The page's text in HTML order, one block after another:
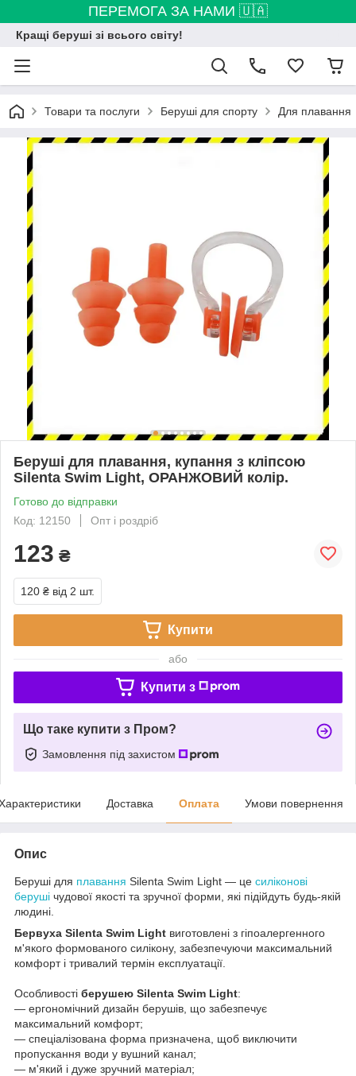
ПЕРЕМОГА ЗА НАМИ 🇺🇦
Кращі беруші зі всього світу!
Товари та послуги Беруші для спорту Для плавання
Беруші для плавання, купання з кліпсою
Silenta Swim Light, ОРАНЖОВИЙ колір.
Готово до відправки
Код: 12150
Опт і роздріб
123 ₴
120 ₴ від 2 шт.
Купити
або
Купити з
Що таке купити з Пром?
Замовлення під захистом
Доставка Оплата Умови повернення
Опис
Беруші для плавання Silenta Swim Light — це силіконові
беруші чудової якості та зручної форми, які підійдуть будь-якій
людині.
Бервуха Silenta Swim Light виготовлені з гіпоалергенного
м'якого формованого силікону, забезпечуючи максимальний
комфорт і тривалий термін експлуатації.
Особливості берушею Silenta Swim Light:
― ергономічний дизайн берушів, що забезпечує
максимальний комфорт;
― спеціалізована форма призначена, щоб виключити
пропускання води у вушний канал;
― м'який і дуже зручний матеріал;